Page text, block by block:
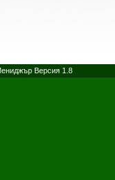
Версия 1.8